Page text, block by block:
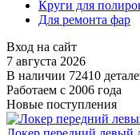
Круги для
Для ремонта фар
Вход на сайт
7 августа 2026
В наличии 72410
Работаем с 2006 года
Новые поступления